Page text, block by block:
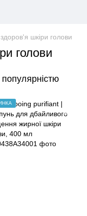
шкіри голови
голови